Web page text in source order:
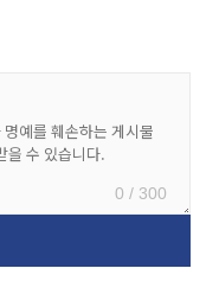
0 / 300